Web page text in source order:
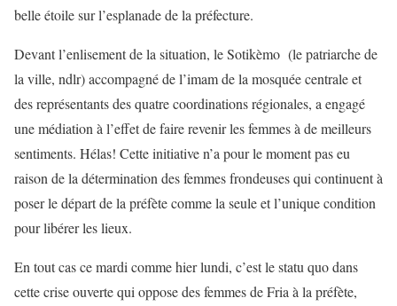
belle étoile sur l’esplanade de la préfecture.
Devant l’enlisement de la situation, le Sotikèmo (le patriarche de
la ville, ndlr) accompagné de l’imam de la mosquée centrale et
des représentants des quatre coordinations régionales, a engagé
une médiation à l’effet de faire revenir les femmes à de meilleurs
sentiments. Hélas! Cette initiative n’a pour le moment pas eu
raison de la détermination des femmes frondeuses qui continuent à
poser le départ de la préfète comme la seule et l’unique condition
pour libérer les lieux.
En tout cas ce mardi comme hier lundi, c’est le statu quo dans
cette crise ouverte qui oppose des femmes de Fria à la préfète,